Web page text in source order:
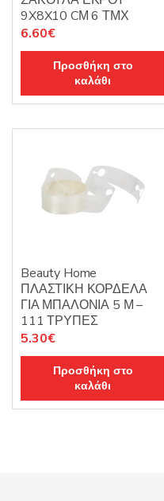
9X8X10 CΜ 6 ΤΜΧ
6.60€
Προσθήκη στο
καλάθι
Beauty Home
ΠΛΑΣΤΙΚΗ ΚΟΡΔΕΛΑ
ΓΙΑ ΜΠΑΛΟΝΙΑ 5 Μ –
111 ΤΡΥΠΕΣ
5.30€
Προσθήκη στο
καλάθι